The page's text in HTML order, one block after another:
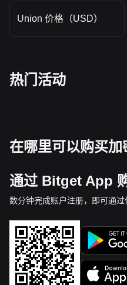
Union 价格（USD）
热门活动
在哪里可以购买加
通过 Bitget App
数分钟完成账户注册，即可通过